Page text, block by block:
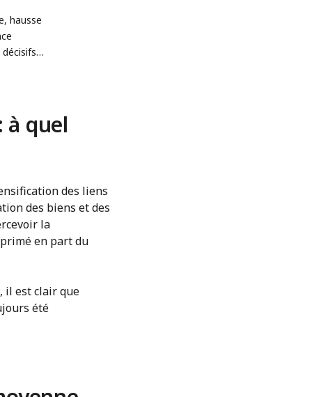
hausse
quel
des liens
des biens et des
la
en part du
il est clair que
été